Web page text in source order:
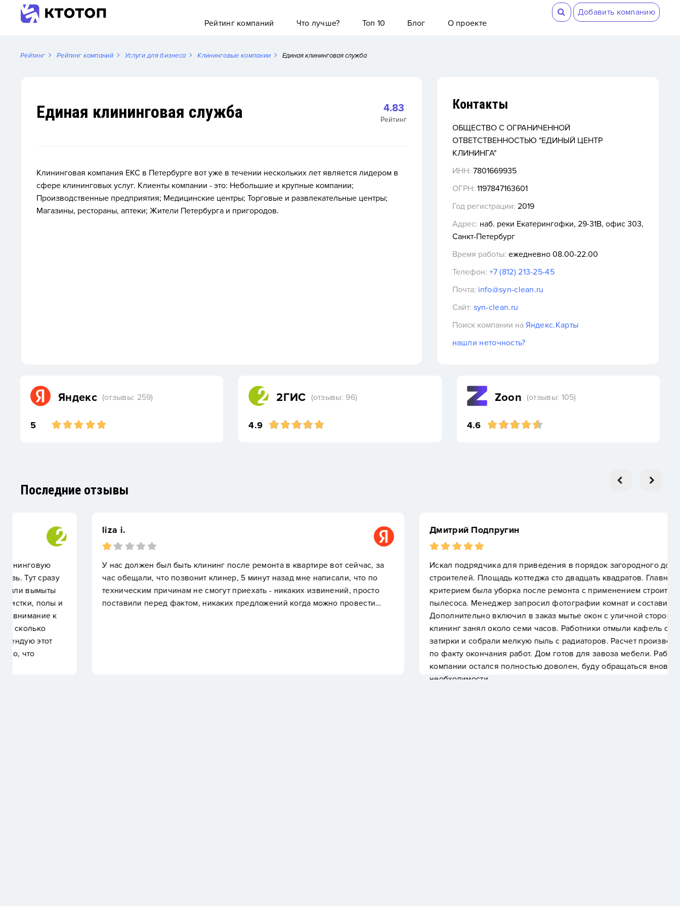
Добавить компанию
Рейтинг компаний
Что лучше? Топ 10 Блог О проекте
Рейтинг Рейтинг компаний Услуги для бизнеса Клининговые компании Единая клининговая служба
Единая клининговая служба 4.83
Рейтинг
Клининговая компания ЕКС в Петербурге вот уже в течении нескольких лет является лидером в
сфере клининговых услуг. Клиенты компании - это: Небольшие и крупные компании;
Производственные предприятия; Медицинские центры; Торговые и развлекательные центры;
Магазины, рестораны, аптеки; Жители Петербурга и пригородов.
Контакты
ОБЩЕСТВО С ОГРАНИЧЕННОЙ
ОТВЕТСТВЕННОСТЬЮ "ЕДИНЫЙ ЦЕНТР
КЛИНИНГА"
ИНН: 7801669935
ОГРН: 1197847163601
Год регистрации: 2019
Адрес: наб. реки Екатерингофки, 29-31В, офис 303,
Санкт-Петербург
Время работы: ежедневно 08.00-22.00
Телефон: +7 (812) 213-25-45
Почта: info@syn-clean.ru
Сайт: syn-clean.ru
Поиск компании на Яндекс.Карты
нашли неточность?
Яндекс (отзывы: 259)
5
2ГИС (отзывы: 96)
4.9
Zoon (отзывы: 105)
4.6
Последние отзывы
liza i.
У нас должен был быть клининг после ремонта в квартире вот сейчас, за
час обещали, что позвонит клинер, 5 минут назад мне написали, что по
техническим причинам не смогут приехать - никаких извинений, просто
поставили перед фактом, никаких предложений когда можно провести…
Дмитрий Подпругин
Искал подрядчика для приведения в порядок загородного дома после
строителей. Площадь коттеджа сто двадцать квадратов. Главным
критерием была уборка после ремонта с применением строительного
пылесоса. Менеджер запросил фотографии комнат и составил смету.
Дополнительно включил в заказ мытье окон с уличной стороны. Весь
клининг занял около семи часов. Работники отмыли кафель от остатков
затирки и собрали мелкую пыль с радиаторов. Расчет произвел переводом
по факту окончания работ. Дом готов для завоза мебели. Работой
компании остался полностью доволен, буду обращаться вновь при